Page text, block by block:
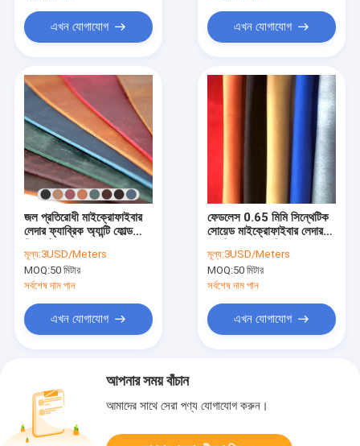
এখন যোগাযোগ এখন যোগাযোগ
জল প্রতিরোধী মাইক্রোফাইবার
লেদার ফ্যাব্রিক অ্যান্টি ফোল্ড
মূল্য:3USD/Meters
MOQ:50 মিটার
সর্বশেষ দাম পান
এখন যোগাযোগ
ফেডলেস 0.65 মিমি সিন্থেটিক
সোয়েড মাইক্রোফাইবার লেদার
মূল্য:3USD/Meters
MOQ:50 মিটার
সর্বশেষ দাম পান
এখন যোগাযোগ
আপনার সময় বাঁচান
আমাদের সাথে সেরা পণ্য যোগাযোগ করুন।